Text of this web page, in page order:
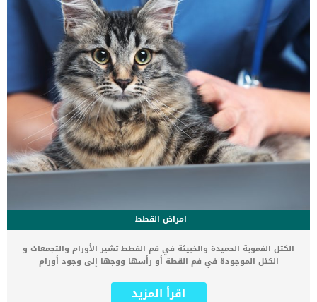
امراض القطط
الكتل الفموية الحميدة والخبيثة في فم القطط تشير الأورام والتجمعات و
الكتل الموجودة في فم القطة أو رأسها ووجها إلى وجود أورام
المميت. لكن أورام الفم في قطتك من الممكن أن تكون خبيثة ومميتة، إذا
اقرأ المزيد